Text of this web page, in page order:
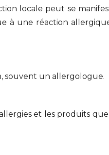
locale peut se
une réaction
souvent un allergologue.
et les produits